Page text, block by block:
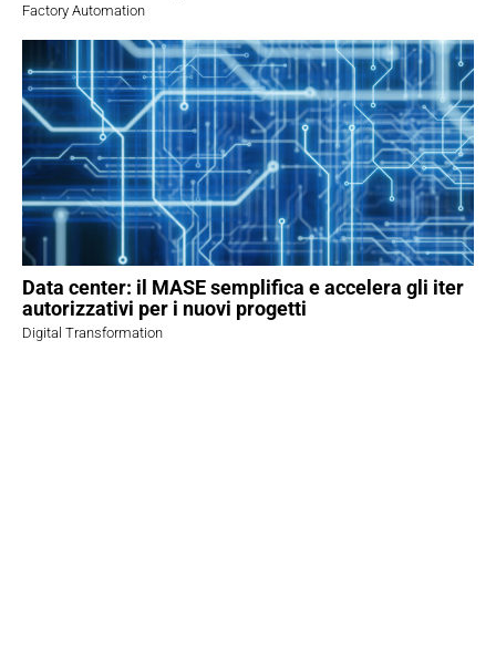
Factory Automation
Data center: il MASE semplifica e accelera gli iter
autorizzativi per i nuovi progetti
Digital Transformation